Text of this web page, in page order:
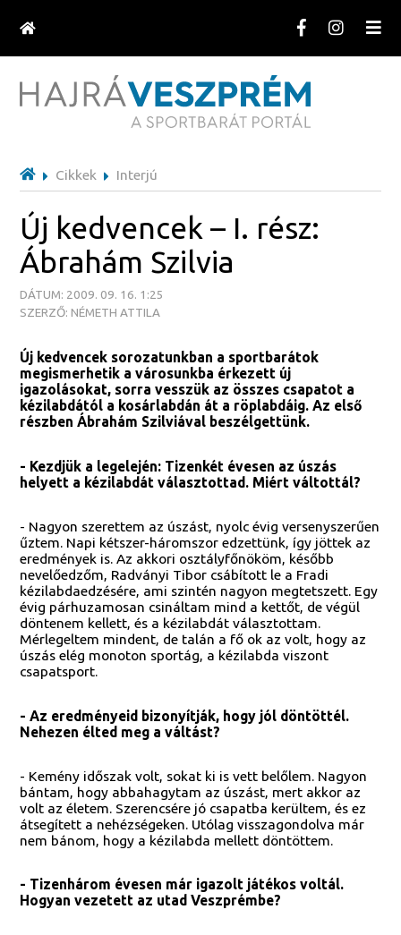
Cikkek Interjú
Új kedvencek – I. rész:
Ábrahám Szilvia
DÁTUM: 2009. 09. 16. 1:25
SZERZŐ: NÉMETH ATTILA
Új kedvencek sorozatunkban a sportbarátok
megismerhetik a városunkba érkezett új
igazolásokat, sorra vesszük az összes csapatot a
kézilabdától a kosárlabdán át a röplabdáig. Az első
részben Ábrahám Szilviával beszélgettünk.
- Kezdjük a legelején: Tizenkét évesen az úszás
helyett a kézilabdát választottad. Miért váltottál?
- Nagyon szerettem az úszást, nyolc évig versenyszerűen
űztem. Napi kétszer-háromszor edzettünk, így jöttek az
eredmények is. Az akkori osztályfőnököm, később
nevelőedzőm, Radványi Tibor csábított le a Fradi
kézilabdaedzésére, ami szintén nagyon megtetszett. Egy
évig párhuzamosan csináltam mind a kettőt, de végül
döntenem kellett, és a kézilabdát választottam.
Mérlegeltem mindent, de talán a fő ok az volt, hogy az
úszás elég monoton sportág, a kézilabda viszont
csapatsport.
- Az eredményeid bizonyítják, hogy jól döntöttél.
Nehezen élted meg a váltást?
- Kemény időszak volt, sokat ki is vett belőlem. Nagyon
bántam, hogy abbahagytam az úszást, mert akkor az
volt az életem. Szerencsére jó csapatba kerültem, és ez
átsegített a nehézségeken. Utólag visszagondolva már
nem bánom, hogy a kézilabda mellett döntöttem.
- Tizenhárom évesen már igazolt játékos voltál.
Hogyan vezetett az utad Veszprémbe?